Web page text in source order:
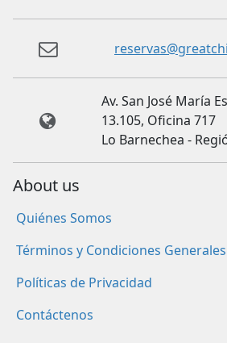
Av. San José María
13.105, Oficina 717
Lo Barnechea -
About us
Quiénes Somos
Términos y Condiciones Generales
Políticas de Privacidad
Contáctenos